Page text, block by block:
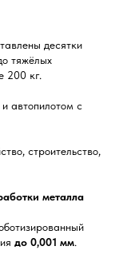
десятки
тяжёлых
200 кг.
автопилотом с
строительство,
металла
до 0,001 мм.